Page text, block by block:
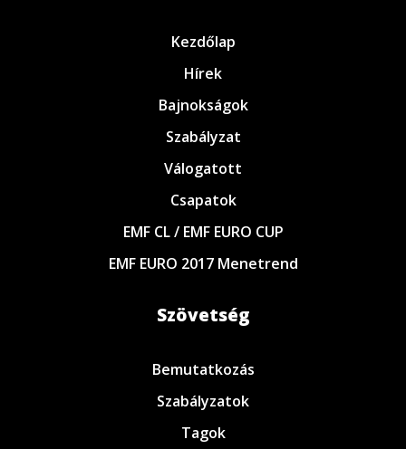
Kezdőlap
Hírek
Bajnokságok
Szabályzat
Válogatott
Csapatok
EMF CL / EMF EURO CUP
EMF EURO 2017 Menetrend
Szövetség
Bemutatkozás
Szabályzatok
Tagok